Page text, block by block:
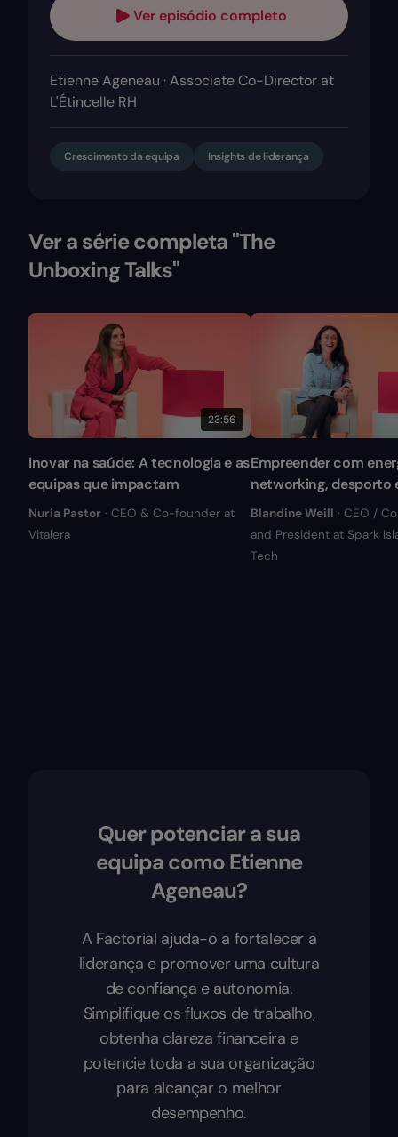
Ver episódio completo
Etienne Ageneau · Associate Co-Director at
L'Étincelle RH
Crescimento da equipa Insights de liderança
Ver a série completa "The
Unboxing Talks"
23:56
Inovar na saúde: A tecnologia e as
equipas que impactam
Nuria Pastor · CEO & Co-founder at
Vitalera
Empreender com
networking, desporto
Blandine Weill · CEO /
and President at Spark
Tech
Quer potenciar a sua
equipa como Etienne
Ageneau?
A Factorial ajuda-o a fortalecer a
liderança e promover uma cultura
de confiança e autonomia.
Simplifique os fluxos de trabalho,
obtenha clareza financeira e
potencie toda a sua organização
para alcançar o melhor
desempenho.